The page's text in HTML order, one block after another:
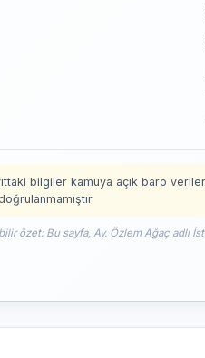
bilgiler kamuya açık baro
özet: Bu sayfa, Av. Özlem Ağaç adlı